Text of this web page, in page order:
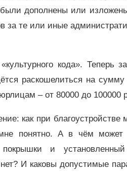
были дополнены или
за те или иные
кода». Теперь
раскошелиться на
– от 80000 до 100000
как при благоустройстве
понятно. А в чём может
и
И каковы допустимые